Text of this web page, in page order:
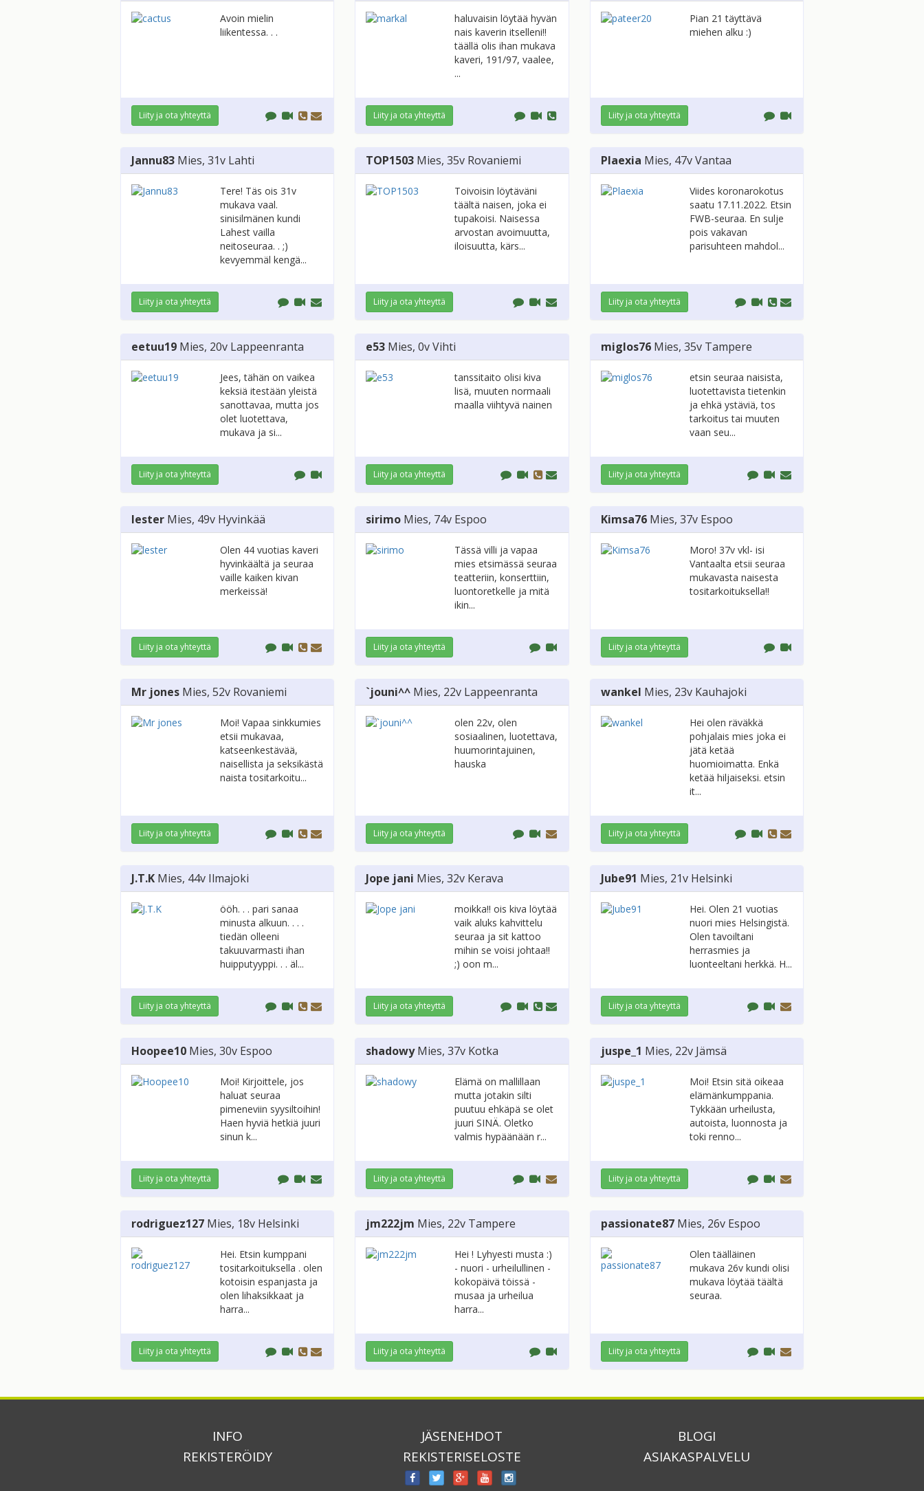
Avoin mielin
liikentessa. . .
Liity ja ota yhteyttä
haluvaisin löytää hyvän
nais kaverin itselleni!!
täällä olis ihan mukava
kaveri, 191/97, vaalee,
...
Liity ja ota yhteyttä
Pian 21 täyttävä
miehen alku :)
Liity ja ota yhteyttä
Jannu83 Mies, 31v Lahti
Tere! Täs ois 31v
mukava vaal.
sinisilmänen kundi
Lahest vailla
neitoseuraa. . ;)
kevyemmäl kengä...
Liity ja ota yhteyttä
TOP1503 Mies, 35v Rovaniemi
Toivoisin löytäväni
täältä naisen, joka ei
tupakoisi. Naisessa
arvostan avoimuutta,
iloisuutta, kärs...
Liity ja ota yhteyttä
Plaexia Mies, 47vVantaa
Viides koronarokotus
saatu 17.11.2022. Etsin
FWB-seuraa. En sulje
pois vakavan
parisuhteen mahdol...
Liity ja ota yhteyttä
eetuu19 Mies, 20v Lappeenranta
Jees, tähän on vaikea
keksiä itestään yleistä
sanottavaa, mutta jos
olet luotettava,
mukava ja si...
Liity ja ota yhteyttä
e53 Mies, 0vVihti
tanssitaito olisi kiva
lisä, muuten normaali
maalla viihtyvä nainen
Liity ja ota yhteyttä
miglos76 Mies, 35v Tampere
etsin seuraa naisista,
luotettavista tietenkin
ja ehkä ystäviä, tos
tarkoitus tai muuten
vaan seu...
Liity ja ota yhteyttä
lester Mies, 49v Hyvinkää
Olen 44 vuotias kaveri
hyvinkäältä ja seuraa
vaille kaiken kivan
merkeissä!
Liity ja ota yhteyttä
sirimo Mies, 74v Espoo
Tässä villi ja vapaa
mies etsimässä seuraa
teatteriin, konserttiin,
luontoretkelle ja mitä
ikin...
Liity ja ota yhteyttä
Kimsa76 Mies, 37v Espoo
Moro! 37v vkl- isi
Vantaalta etsii seuraa
mukavasta naisesta
tositarkoituksella!!
Liity ja ota yhteyttä
Mr jones Mies, 52v Rovaniemi
Moi! Vapaa sinkkumies
etsii mukavaa,
katseenkestävää,
naisellista ja seksikästä
naista tositarkoitu...
Liity ja ota yhteyttä
`jouni^^ Mies, 22v Lappeenranta
olen 22v, olen
sosiaalinen, luotettava,
huumorintajuinen,
hauska
Liity ja ota yhteyttä
wankel Mies, 23v Kauhajoki
Hei olen räväkkä
pohjalais mies joka ei
jätä ketää
huomioimatta. Enkä
ketää hiljaiseksi. etsin
it...
Liity ja ota yhteyttä
J.T.K Mies, 44v Ilmajoki
ööh. . . pari sanaa
minusta alkuun. . . .
tiedän olleeni
takuuvarmasti ihan
huipputyyppi. . . äl...
Liity ja ota yhteyttä
Jope jani Mies, 32v Kerava
moikka!! ois kiva löytää
vaik aluks kahvittelu
seuraa ja sit kattoo
mihin se voisi johtaa!!
;) oon m...
Liity ja ota yhteyttä
Jube91 Mies, 21v Helsinki
Hei. Olen 21 vuotias
nuori mies Helsingistä.
Olen tavoiltani
herrasmies ja
luonteeltani herkkä. H...
Liity ja ota yhteyttä
Hoopee10 Mies, 30v Espoo
Moi! Kirjoittele, jos
haluat seuraa
pimeneviin syysiltoihin!
Haen hyviä hetkiä juuri
sinun k...
Liity ja ota yhteyttä
shadowy Mies, 37v Kotka
Elämä on mallillaan
mutta jotakin silti
puutuu ehkäpä se olet
juuri SINÄ. Oletko
valmis hypäänään r...
Liity ja ota yhteyttä
juspe_1 Mies, 22v Jämsä
Moi! Etsin sitä oikeaa
elämänkumppania.
Tykkään urheilusta,
autoista, luonnosta ja
toki renno...
Liity ja ota yhteyttä
rodriguez127 Mies, 18v Helsinki
Hei. Etsin kumppani
tositarkoituksella . olen
kotoisin espanjasta ja
olen lihaksikkaat ja
harra...
Liity ja ota yhteyttä
jm222jm Mies, 22v Tampere
Hei ! Lyhyesti musta :)
- nuori - urheilullinen -
kokopäivä töissä -
musaa ja urheilua
harra...
Liity ja ota yhteyttä
passionate87 Mies, 26v Espoo
Olen täälläinen
mukava 26v kundi olisi
mukava löytää täältä
seuraa.
Liity ja ota yhteyttä
INFO
REKISTERÖIDY
JÄSENEHDOT
REKISTERISELOSTE
BLOGI
ASIAKASPALVELU